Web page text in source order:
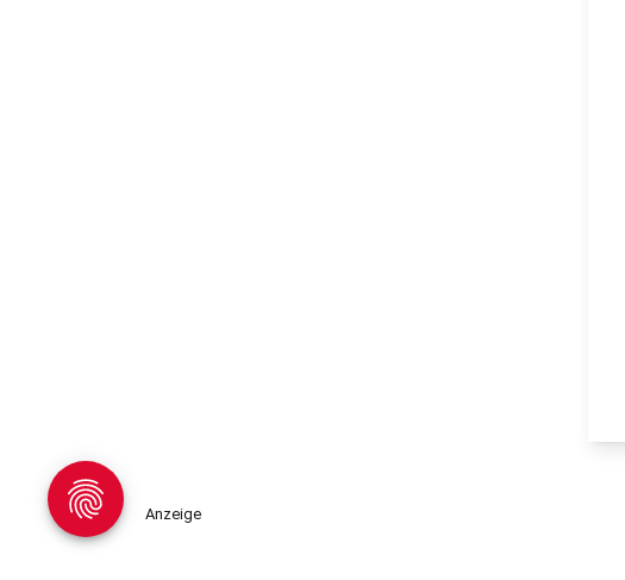
Anzeige